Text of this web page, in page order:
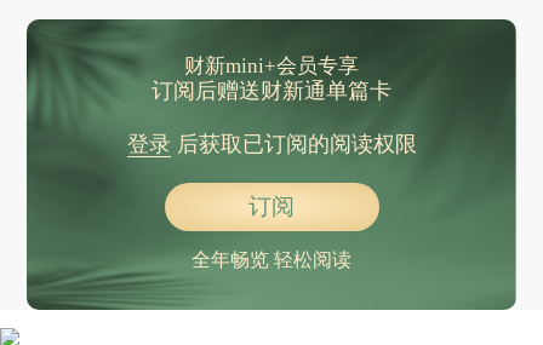
财新mini+会员专享
订阅后赠送财新通单篇卡
登录后获取已订阅的阅读权限
订阅
全年畅览 轻松阅读